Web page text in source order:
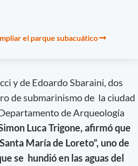
el parque subacuático
y de Edoardo Sbaraini, dos
de submarinismo de la ciudad
de Arqueología
Luca Trigone, afirmó que
María de Loreto”, uno de
se hundió en las aguas del